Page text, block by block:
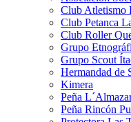
Club Atletismo
Club Petanca
Club Roller
Grupo
Grupo Scout
Hermandad de
Kimera
Peña
Peña Rincón